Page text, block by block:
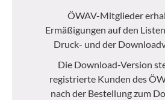
ÖWAV-Mitglieder
Ermäßigungen auf den
Druck- und der
Die Download-Version
registrierte Kunden des
nach der Bestellung zum